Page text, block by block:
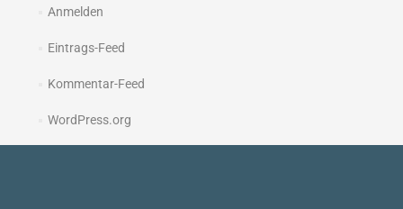
Anmelden
Eintrags-Feed
Kommentar-Feed
WordPress.org